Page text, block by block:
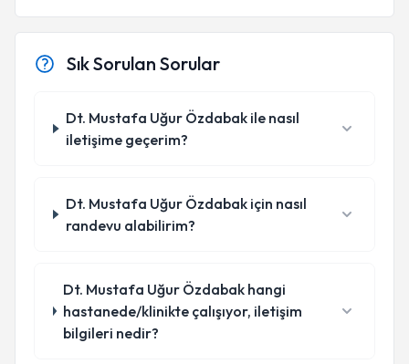
Sık Sorulan Sorular
Dt. Mustafa Uğur Özdabak ile nasıl
iletişime geçerim?
Dt. Mustafa Uğur Özdabak için nasıl
randevu alabilirim?
Dt. Mustafa Uğur Özdabak hangi
hastanede/klinikte çalışıyor, iletişim
bilgileri nedir?